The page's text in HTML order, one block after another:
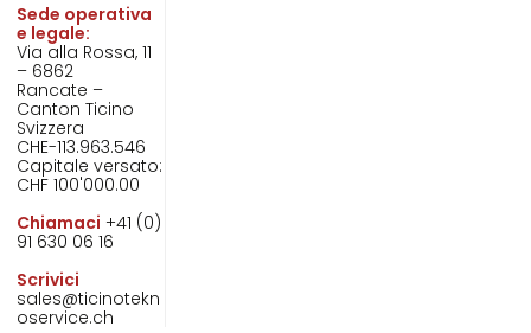
Sede operativa
e legale:
Via alla Rossa, 11
– 6862
Rancate –
Canton Ticino
Svizzera
CHE-113.963.546
Capitale versato:
CHF 100'000.00
Chiamaci +41 (0)
91 630 06 16
Scrivici
sales@ticinotekn
oservice.ch